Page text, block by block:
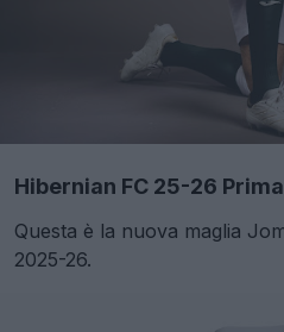
Hibernian FC 25-26
Questa è la nuova maglia
2025-26.